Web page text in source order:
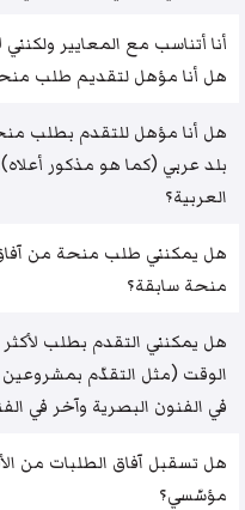
أنا أتناسب مع المعايير
هل أنا مؤهل لتقديم طلب
هل أنا مؤهل للتقدم بطلب
بلد عربي (كما هو مذكور
العربية؟
هل يمكنني طلب منحة من
منحة سابقة؟
هل يمكنني التقدم بطلب
الوقت (مثل التقدّم
في الفنون البصرية وآخر في
هل تسقبل آفاق الطلبات من
مؤسّسي؟